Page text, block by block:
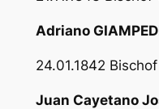
Adriano
24.01.1842
Juan Cayetano